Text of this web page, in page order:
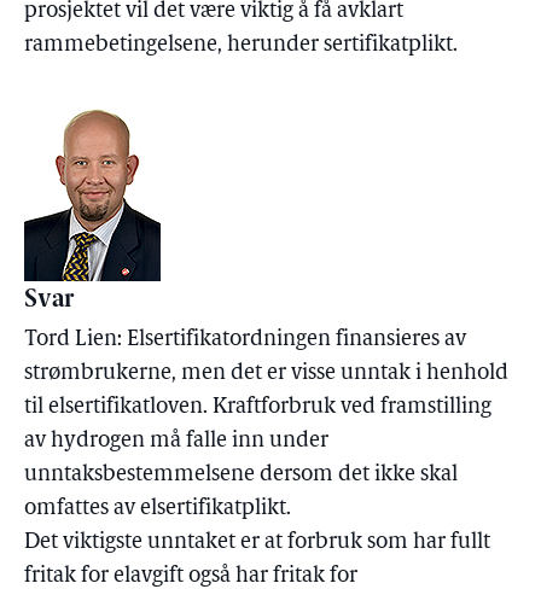
prosjektet vil det være viktig å få avklart
rammebetingelsene, herunder sertifikatplikt.
Svar
Tord Lien: Elsertifikatordningen finansieres av
strømbrukerne, men det er visse unntak i henhold
til elsertifikatloven. Kraftforbruk ved framstilling
av hydrogen må falle inn under
unntaksbestemmelsene dersom det ikke skal
omfattes av elsertifikatplikt.
Det viktigste unntaket er at forbruk som har fullt
fritak for elavgift også har fritak for